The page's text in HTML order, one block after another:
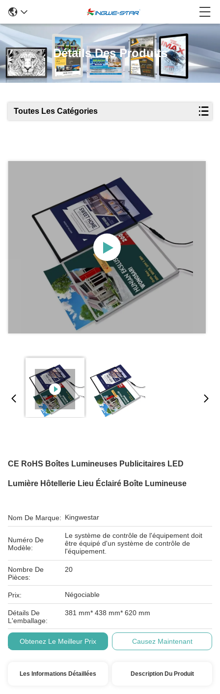
Détails Des Produits
Toutes Les Catégories
CE RoHS Boîtes Lumineuses Publicitaires LED
Lumière Hôtellerie Lieu Éclairé Boîte Lumineuse
Nom De Marque: Kingwestar
Numéro De
Modèle:
Le système de contrôle de l'équipement doit
être équipé d'un système de contrôle de
l'équipement.
Nombre De
Pièces:
20
Prix: Négociable
Détails De
L'emballage:
381 mm* 438 mm* 620 mm
Conditions De
Paiement:
L/C, T/T
Obtenez Le Meilleur Prix Causez Maintenant
Les Informations Détaillées Description Du Produit